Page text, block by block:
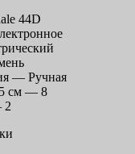
44D
— Ручная
см — 8
2